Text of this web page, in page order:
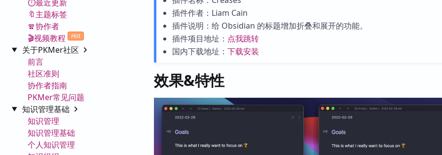
⏱️最近更新
🔖主题标签
🧣协作者
🎬视频教程
Hot
关于PKMer社区
前言
社区准则
协作者指南
PKMer常见问题
知识管理基础
知识管理
知识管理基础
个人知识管理
插件作者：Liam Cain
插件说明：给 Obsidian 的标题增加折叠和展开的功能。
插件项目地址： 点我跳转
国内下载地址： 下载安装
效果&特性